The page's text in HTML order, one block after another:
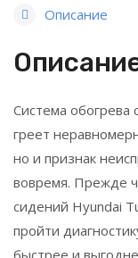
Описание
Система обогрева
греет
но и признак
вовремя. Прежде
сидений Hyundai
пройти
быстрее и